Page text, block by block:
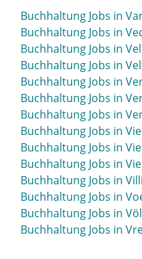
Buchhaltung Jobs in
Buchhaltung Jobs in
Buchhaltung Jobs in
Buchhaltung Jobs in
Buchhaltung Jobs in
Buchhaltung Jobs in
Buchhaltung Jobs in
Buchhaltung Jobs in
Buchhaltung Jobs in
Buchhaltung Jobs in
Buchhaltung Jobs in
Buchhaltung Jobs in
Buchhaltung Jobs in
Buchhaltung Jobs in
Buchhaltung Jobs in
Buchhaltung Jobs in